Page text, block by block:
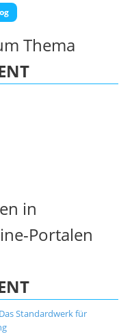
Thema
in
Portalen
Standardwerk für